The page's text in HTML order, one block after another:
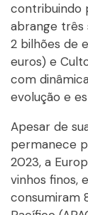
contribuindo
abrange três
2 bilhões de
euros) e
com
evolução e
Apesar de
permanece
2023, a
vinhos finos,
consumiram